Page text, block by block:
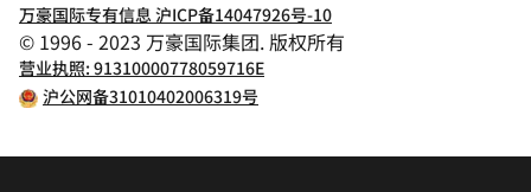
万豪国际专有信息 沪ICP备14047926号-10
© 1996 - 2023 万豪国际集团. 版权所有
营业执照: 91310000778059716E
沪公网备31010402006319号